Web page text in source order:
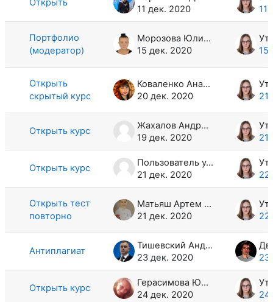
Открыть
11 дек. 2020
11
Портфолио
(модератор)
Морозова Юлия Александровна
15 дек. 2020
15
Открыть
скрытый курс
Коваленко Анастасия Викторовна
20 дек. 2020
21
Открыть курс
Жахалов Андрей Александрович
19 дек. 2020
21
Открыть курс
Пользователь удален
21 дек. 2020
22
Открыть тест
повторно
Матьяш Артем Владимирович
21 дек. 2020
22
Антиплагиат
Тишевский Андрей Андреевич
23 дек. 2020
23
Открыть курс
Герасимова Юлия Владимировна
24 дек. 2020
24